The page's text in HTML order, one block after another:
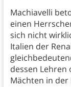
Machiavelli
einen
sich nicht
Italien der
dessen
Mächten in der